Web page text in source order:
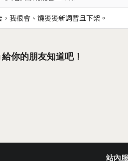
我很會、燒燙燙新詞暫且下架。
你的朋友知道吧！
站內